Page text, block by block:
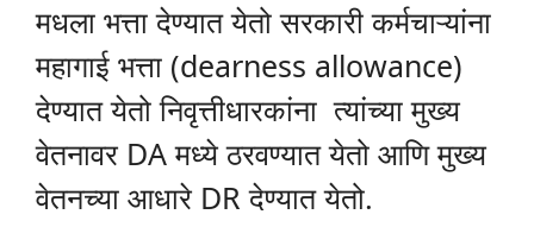
मधला भत्ता देण्यात येतो सरकारी कर्मचाऱ्यांना
महागाई भत्ता (dearness allowance)
देण्यात येतो निवृत्तीधारकांना त्यांच्या मुख्य
वेतनावर DA मध्ये ठरवण्यात येतो आणि मुख्य
वेतनच्या आधारे DR देण्यात येतो.